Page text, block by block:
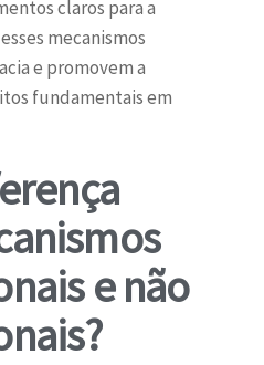
claros para a
mecanismos
e promovem a
fundamentais em
e não